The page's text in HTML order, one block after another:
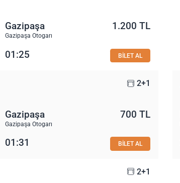
Gazipaşa
Gazipaşa Otogarı
1.200 TL
01:25 BİLET AL
2+1
Gazipaşa
Gazipaşa Otogarı
700 TL
01:31 BİLET AL
2+1